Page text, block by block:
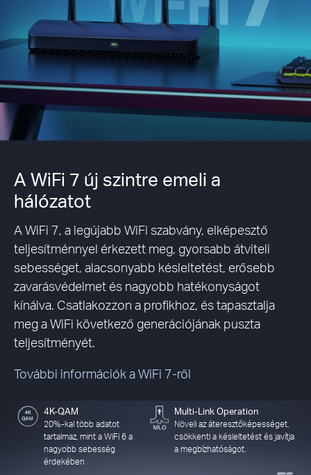
A WiFi 7 új szintre emeli a
hálózatot
A WiFi 7, a legújabb WiFi szabvány, elképesztő
teljesítménnyel érkezett meg, gyorsabb átviteli
sebességet, alacsonyabb késleltetést, erősebb
zavarásvédelmet és nagyobb hatékonyságot
kínálva. Csatlakozzon a profikhoz, és tapasztalja
meg a WiFi következő generációjának puszta
teljesítményét.
További információk a WiFi 7-ről
4K-QAM
20%-kal több adatot
tartalmaz, mint a WiFi 6 a
nagyobb sebesség
érdekében
Multi-Link Operation
Növeli az áteresztőképességet,
csökkenti a késleltetést és javítja
a megbízhatóságot.